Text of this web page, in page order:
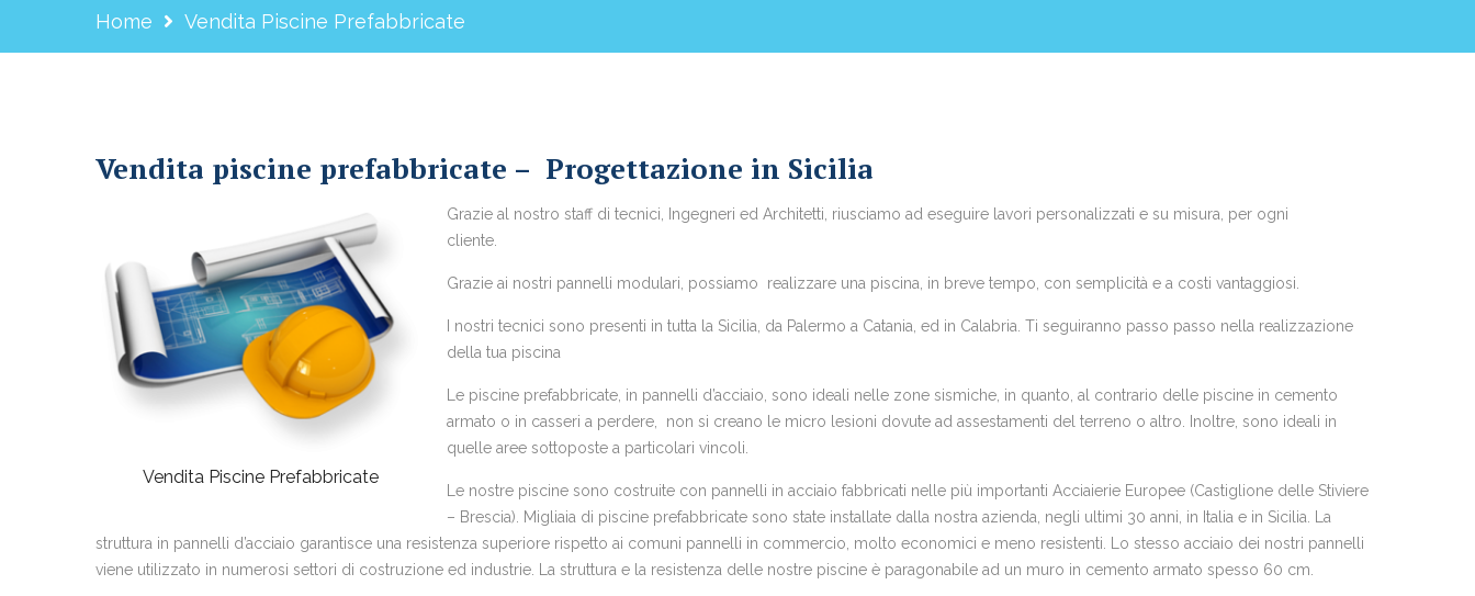
Home Vendita Piscine Prefabbricate
Vendita piscine prefabbricate – Progettazione in Sicilia
Vendita Piscine Prefabbricate
Grazie al nostro staff di tecnici, Ingegneri ed Architetti, riusciamo ad eseguire lavori personalizzati e su misura, per ogni
cliente.
Grazie ai nostri pannelli modulari, possiamo realizzare una piscina, in breve tempo, con semplicità e a costi vantaggiosi.
I nostri tecnici sono presenti in tutta la Sicilia, da Palermo a Catania, ed in Calabria. Ti seguiranno passo passo nella realizzazione
della tua piscina
Le piscine prefabbricate, in pannelli d’acciaio, sono ideali nelle zone sismiche, in quanto, al contrario delle piscine in cemento
armato o in casseri a perdere, non si creano le micro lesioni dovute ad assestamenti del terreno o altro. Inoltre, sono ideali in
quelle aree sottoposte a particolari vincoli.
Le nostre piscine sono costruite con pannelli in acciaio fabbricati nelle più importanti Acciaierie Europee (Castiglione delle Stiviere
– Brescia). Migliaia di piscine prefabbricate sono state installate dalla nostra azienda, negli ultimi 30 anni, in Italia e in Sicilia. La
struttura in pannelli d’acciaio garantisce una resistenza superiore rispetto ai comuni pannelli in commercio, molto economici e meno resistenti. Lo stesso acciaio dei nostri pannelli
viene utilizzato in numerosi settori di costruzione ed industrie. La struttura e la resistenza delle nostre piscine è paragonabile ad un muro in cemento armato spesso 60 cm.